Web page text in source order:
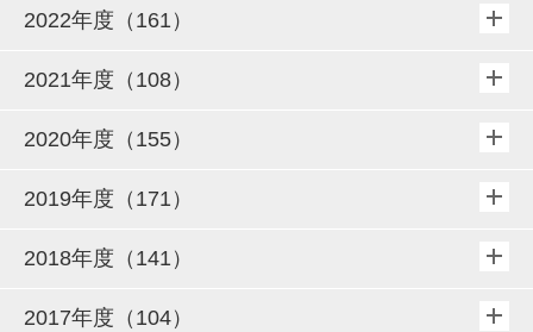
2022年度（161）
2021年度（108）
2020年度（155）
2019年度（171）
2018年度（141）
2017年度（104）